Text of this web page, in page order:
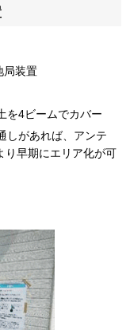
局装置
を4ビームでカバー
しがあれば、アンテ
り早期にエリア化が可